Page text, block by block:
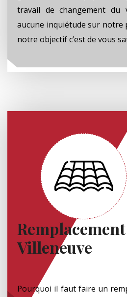
travail de changement du
aucune inquiétude sur notre
notre objectif c’est de vous
Villeneuve
Pourquoi il faut faire un